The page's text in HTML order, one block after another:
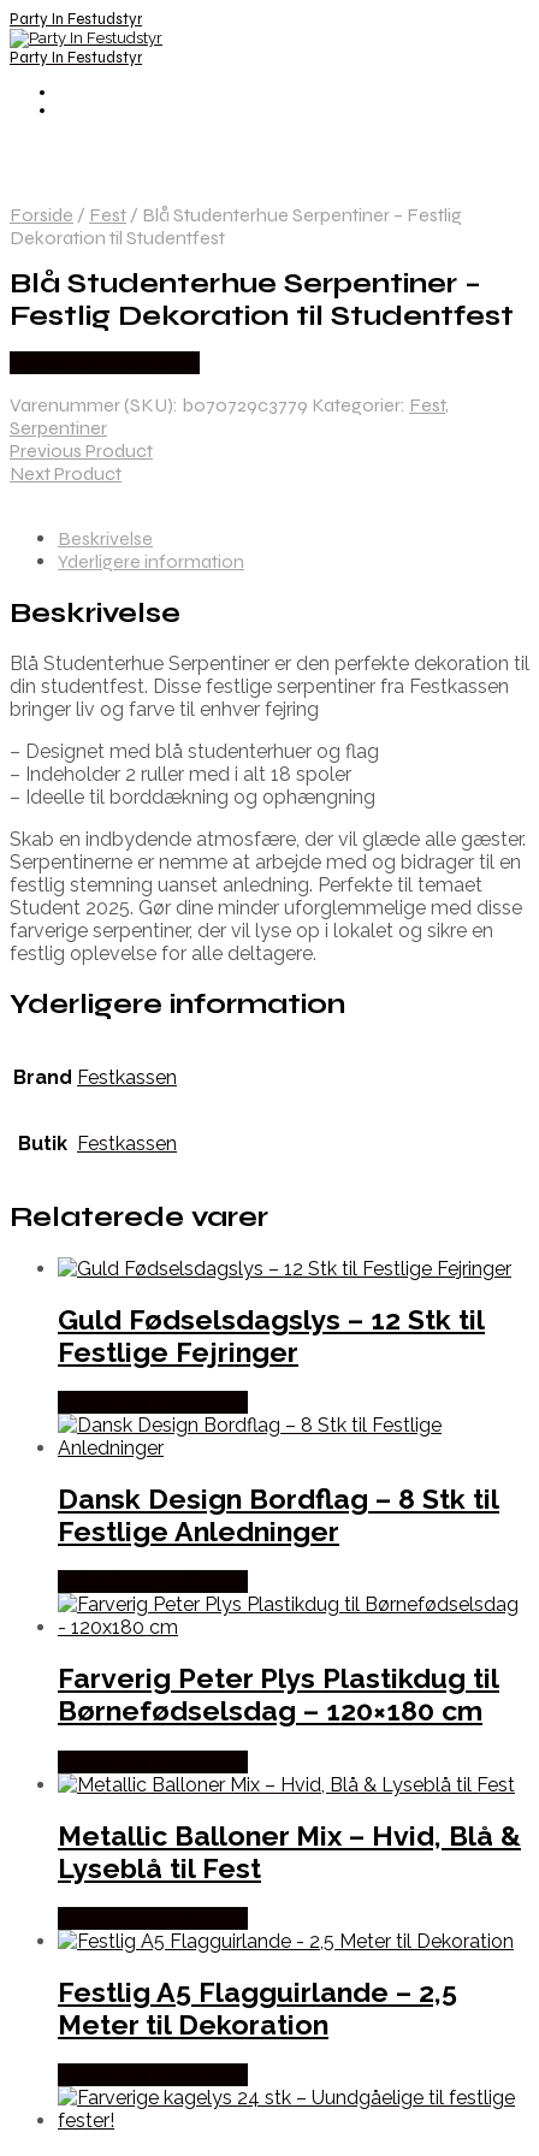
Party In Festudstyr
Party In Festudstyr
Forside / Fest / Blå Studenterhue Serpentiner – Festlig
Dekoration til Studentfest
Blå Studenterhue Serpentiner –
Festlig Dekoration til Studentfest
Varenummer (SKU): b070729c3779 Kategorier: Fest,
Serpentiner
Previous Product
Next Product
Beskrivelse
Yderligere information
Beskrivelse
Blå Studenterhue Serpentiner er den perfekte dekoration til
din studentfest. Disse festlige serpentiner fra Festkassen
bringer liv og farve til enhver fejring
– Designet med blå studenterhuer og flag
– Indeholder 2 ruller med i alt 18 spoler
– Ideelle til borddækning og ophængning
Skab en indbydende atmosfære, der vil glæde alle gæster.
Serpentinerne er nemme at arbejde med og bidrager til en
festlig stemning uanset anledning. Perfekte til temaet
Student 2025. Gør dine minder uforglemmelige med disse
farverige serpentiner, der vil lyse op i lokalet og sikre en
festlig oplevelse for alle deltagere.
Yderligere information
Brand Festkassen
Butik Festkassen
Relaterede varer
Guld Fødselsdagslys – 12 Stk til
Festlige Fejringer
Dansk Design Bordflag – 8 Stk til
Festlige Anledninger
Farverig Peter Plys Plastikdug til
Børnefødselsdag – 120×180 cm
Metallic Balloner Mix – Hvid, Blå &
Lyseblå til Fest
Festlig A5 Flagguirlande – 2,5
Meter til Dekoration